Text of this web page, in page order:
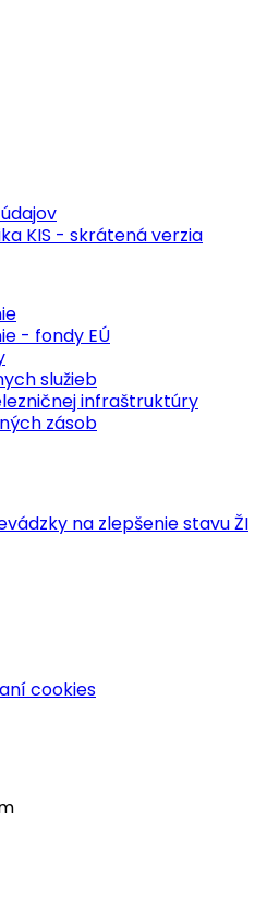
KIS - skrátená verzia
- fondy EÚ
služieb
infraštruktúry
zásob
na zlepšenie stavu ŽI
cookies